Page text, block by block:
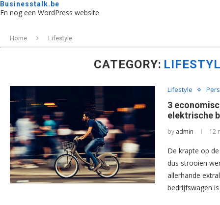
Businesstalk.be
En nog een WordPress website
Home Lifestyle
CATEGORY:
Lifestyle
3
elektrische
by admin 12
De krapte op
dus strooien
allerhande
bedrijfswagen